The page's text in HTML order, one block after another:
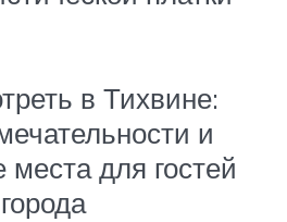
в Тихвине:
и
для гостей
города